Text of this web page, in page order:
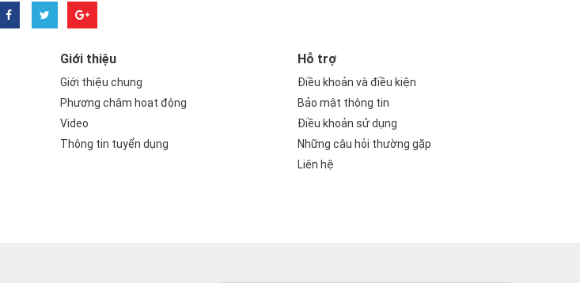
Giới thiệu
Giới thiệu chung
Phương châm hoạt động
Video
Thông tin tuyển dụng
Hỗ trợ
Điều khoản và điều kiện
Bảo mật thông tin
Điều khoản sử dụng
Những câu hỏi thường gặp
Liên hệ